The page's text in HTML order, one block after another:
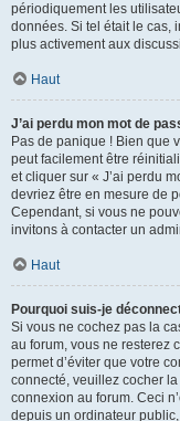
périodiquement les
données. Si tel était le cas,
plus activement aux
Haut
J’ai perdu mon mot de
Pas de panique ! Bien que
peut facilement être
et cliquer sur « J’ai perdu
devriez être en mesure de
Cependant, si vous ne
invitons à contacter un
Haut
Pourquoi suis-je
Si vous ne cochez pas la
au forum, vous ne resterez
permet d’éviter que votre
connecté, veuillez cocher
connexion au forum. Ceci
depuis un ordinateur